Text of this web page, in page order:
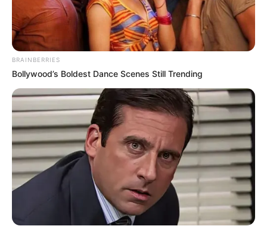
BRAINBERRIES
Bollywood’s Boldest Dance Scenes Still Trending